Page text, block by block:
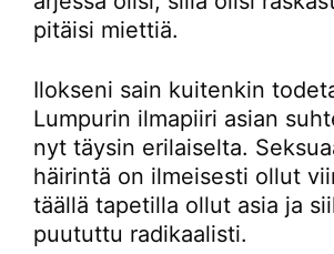
pitäisi miettiä.
Ilokseni sain kuitenkin
Lumpurin ilmapiiri asian
nyt täysin erilaiselta.
häirintä on ilmeisesti ollut
täällä tapetilla ollut asia ja
puututtu radikaalisti.